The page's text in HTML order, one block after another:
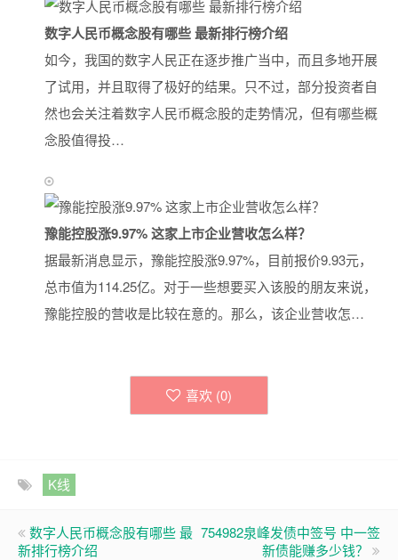
数字人民币概念股有哪些 最新排行榜介绍
如今，我国的数字人民正在逐步推广当中，而且多地开展
了试用，并且取得了极好的结果。只不过，部分投资者自
然也会关注着数字人民币概念股的走势情况，但有哪些概
念股值得投…
豫能控股涨9.97% 这家上市企业营收怎么样？
据最新消息显示，豫能控股涨9.97%，目前报价9.93元，
总市值为114.25亿。对于一些想要买入该股的朋友来说，
豫能控股的营收是比较在意的。那么，该企业营收怎…
喜欢 (0)
K线
数字人民币概念股有哪些 最
新排行榜介绍
754982泉峰发债中签号 中一签
新债能赚多少钱？